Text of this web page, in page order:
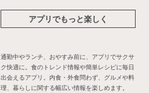
アプリでもっと楽しく
通勤中やランチ、おやすみ前に、アプリでサクサ
ク快適に。食のトレンド情報や簡単レシピに毎日
出会えるアプリ。内食・外食問わず、グルメや料
理、暮らしに関する幅広い情報を楽しめます。